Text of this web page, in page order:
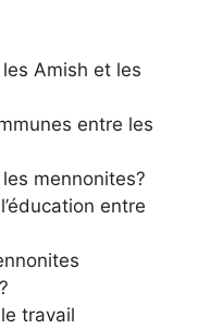
Amish et les
entre les
mennonites?
entre
travail